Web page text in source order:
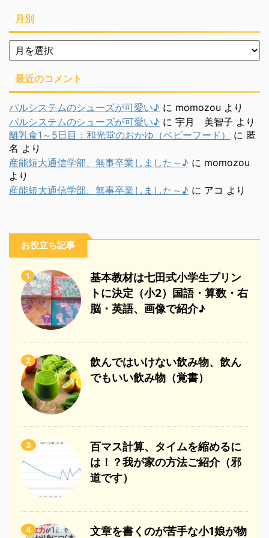
月別
月
別
最近のコメント
パルシステムのシューズが可愛い♪ に momozou より
パルシステムのシューズが可愛い♪ に 宇月 美智子 より
離乳食1～5日目：和光堂のおかゆ（ベビーフード）
に 匿
名 より
産能短大通信学部、無事卒業しました～♪ に momozou
より
産能短大通信学部、無事卒業しました～♪ に アコ より
お役立ち記事
1
基本教材は七田式小学生プリン
トに決定（小2）国語・算数・右
脳・英語、画像で紹介♪
2
飲んではいけない飲み物、飲ん
でもいい飲み物（覚書）
3
百マス計算、タイムを縮めるに
は！？我が家の方法ご紹介（邪
道です）
4
文章を書くのが苦手な小1娘が物